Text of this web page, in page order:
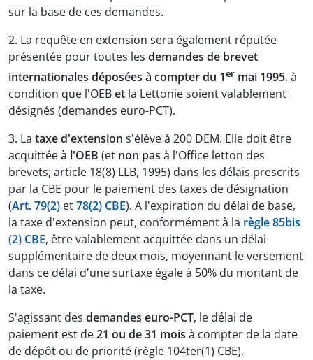
sur la base de ces demandes.
2. La requête en extension sera également réputée
présentée pour toutes les demandes de brevet
internationales déposées à compter du 1er mai 1995, à
condition que l'OEBet la Lettonie soient valablement
désignés (demandes euro-PCT).
3. La taxe d'extension s'élève à 200 DEM. Elle doit être
acquittéeà l'OEB (et non pas à l'Office letton des
brevets; article 18(8) LLB, 1995) dans les délais prescrits
par la CBE pour le paiement des taxes de désignation
(Art. 79(2) et78(2) CBE). A l'expiration du délai de base,
la taxe d'extension peut, conformément à la règle 85bis
(2) CBE, être valablement acquittée dans un délai
supplémentaire de deux mois, moyennant le versement
dans ce délai d'une surtaxe égale à 50% du montant de
la taxe.
S'agissant des demandes euro-PCT, le délai de
paiement est de21 ou de 31 mois à compter de la date
de dépôt ou de priorité (règle 104ter(1) CBE).